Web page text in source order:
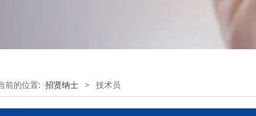
前的位置: 招贤纳士 > 技术员